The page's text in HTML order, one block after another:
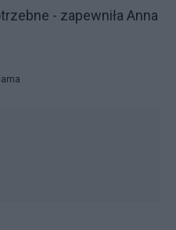
- zapewniła Anna